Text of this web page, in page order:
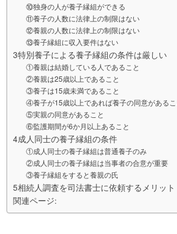
⑩独身の人が養子縁組ができる
⑪養子の人数に法律上の制限はない
⑫養親の人数に法律上の制限はない
⑬養子縁組に収入要件はない
3特別養子による養子縁組の条件は厳しい
①養親は結婚している人であること
②養親は25歳以上であること
③養子は15歳未満であること
④養子が15歳以上であれば養子の同意があるこ
⑤実親の同意があること
⑥監護期間が6か月以上あること
4成人同士の養子縁組の条件
①成人同士の養子縁組は普通養子のみ
②成人同士の養子縁組は当事者の合意が重要
③養子縁組をすると養親の氏
5相続人調査を司法書士に依頼するメリット
関連ページ: